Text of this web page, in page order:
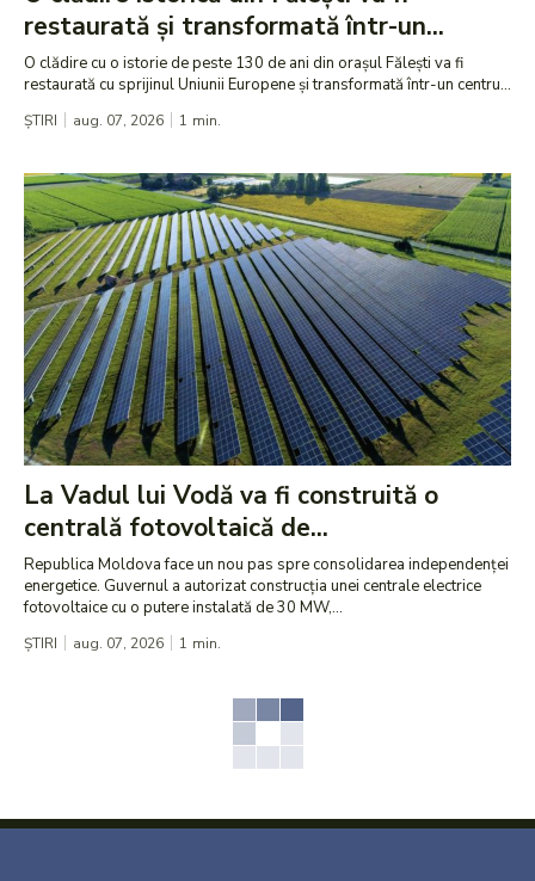
restaurată și transformată într-un...
O clădire cu o istorie de peste 130 de ani din orașul Fălești va fi
restaurată cu sprijinul Uniunii Europene și transformată într-un centru...
ȘTIRI aug. 07, 2026 1 min.
La Vadul lui Vodă va fi construită o
centrală fotovoltaică de...
Republica Moldova face un nou pas spre consolidarea independenței
energetice. Guvernul a autorizat construcția unei centrale electrice
fotovoltaice cu o putere instalată de 30 MW,...
ȘTIRI aug. 07, 2026 1 min.